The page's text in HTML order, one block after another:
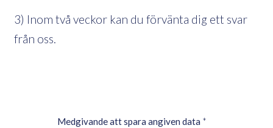
3) Inom två veckor kan du förvänta dig ett svar
från oss.
Medgivande att spara angiven data *